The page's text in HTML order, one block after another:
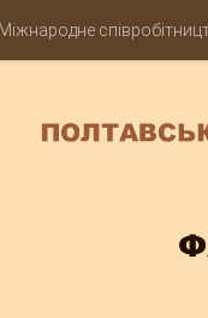
Міжнародне